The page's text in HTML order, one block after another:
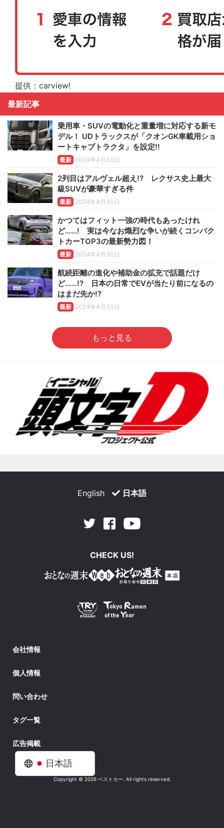
日本語
提供：carview!
最新記事
乗用車・SUVの電動化と重量増に対応する新モ
デル！ UDトラックスが「クオンGK車載用ショ
ートキャブトラクタ」を設定!!
最新 2024年4月30日
2列目はアルヴェル超え!? レクサス史上最大
級SUVが豪華すぎる件
最新 2024年4月30日
かつてはフィット一強の時代もあったけれ
ど……! 実は今なお熾烈な争いが続くコンパク
トカーTOP3の最新勢力図！
最新 2024年4月30日
航続距離の進化や補助金の拡充で話題だけ
ど……!? 日本の日常でEVが当たり前になるの
はまだ先か!?
最新 2024年4月30日
もっと見る
English 日本語
Twitter Facebook
CHECK US!
会社情報
個人情報
問い合わせ
タグ一覧
広告掲載
Copyright © 2026 ベストカー. All rights reserved.